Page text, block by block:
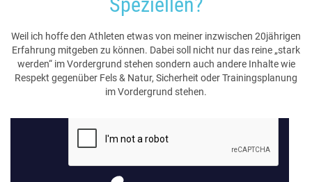
Weil ich hoffe den Athleten etwas von meiner inzwischen 20jährigen
Erfahrung mitgeben zu können. Dabei soll nicht nur das reine „stark
werden“ im Vordergrund stehen sondern auch andere Inhalte wie
Respekt gegenüber Fels & Natur, Sicherheit oder Trainingsplanung
im Vordergrund stehen.